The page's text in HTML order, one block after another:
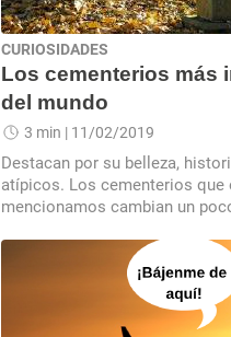
CURIOSIDADES
Los cementerios más
del mundo
3 min | 11/02/2019
Destacan por su belleza,
atípicos. Los cementerios que
mencionamos cambian un